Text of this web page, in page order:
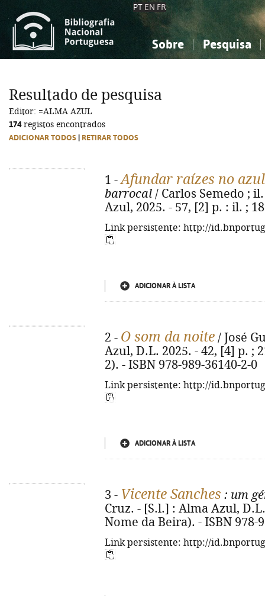
PT EN FR
Sobre Pesquisa
Ciências sociais...
Ciências sociais...
Resultado de pesquisa
Editor: =ALMA AZUL
174registos encontrados
ADICIONAR TODOS RETIRAR TODOS
1 -Afundar raízes no azul
barrocal / Carlos Semedo ;
Azul, 2025. - 57, [2] p. : il. ;
Link persistente: http://
ADICIONAR À LISTA
2 - O som da noite / José
Azul, D.L. 2025. - 42, [4] p. ;
2). - ISBN 978-989-36140-2-0
Link persistente: http://
ADICIONAR À LISTA
3 - Vicente Sanches : um
Cruz. - [S.l.] : Alma Azul,
Nome da Beira). - ISBN 978-
Link persistente: http://